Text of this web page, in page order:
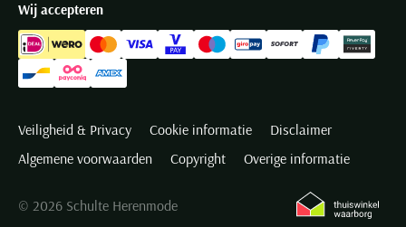
Wij accepteren
Veiligheid & Privacy Cookie informatie
Disclaimer
Algemene voorwaarden
Copyright Overige informatie
© 2026 Schulte Herenmode